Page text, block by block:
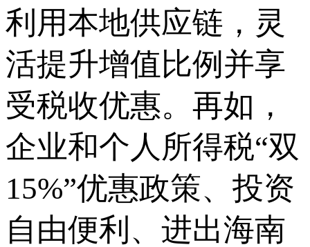
利用本地供应链，灵
活提升增值比例并享
受税收优惠。再如，
企业和个人所得税“双
15%”优惠政策、投资
自由便利、进出海南